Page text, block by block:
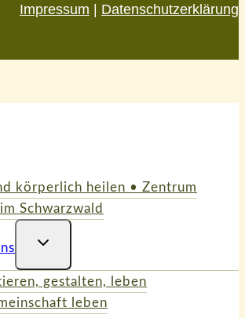
Impressum | Datenschutzerklärung
körperlich heilen • Zentrum
Schwarzwald
Untermenü
gestalten, leben
leben